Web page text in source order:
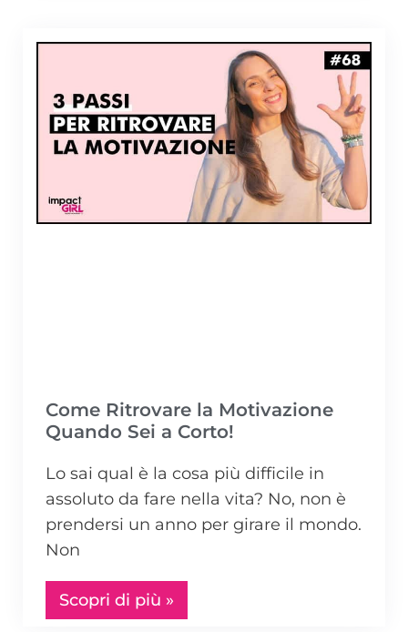
Come Ritrovare la Motivazione
Quando Sei a Corto!
Lo sai qual è la cosa più difficile in
assoluto da fare nella vita? No, non è
prendersi un anno per girare il mondo.
Non
Scopri di più »